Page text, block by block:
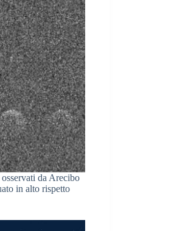
da Arecibo
in alto rispetto